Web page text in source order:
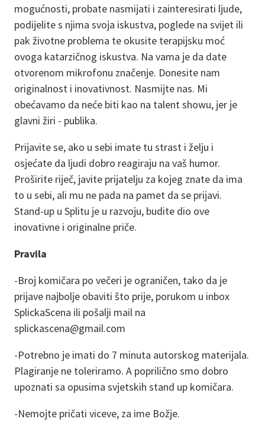
mogućnosti, probate nasmijati i zainteresirati ljude,
podijelite s njima svoja iskustva, poglede na svijet ili
pak životne problema te okusite terapijsku moć
ovoga katarzičnog iskustva. Na vama je da date
otvorenom mikrofonu značenje. Donesite nam
originalnost i inovativnost. Nasmijte nas. Mi
obećavamo da neće biti kao na talent showu, jer je
glavni žiri - publika.
Prijavite se, ako u sebi imate tu strast i želju i
osjećate da ljudi dobro reagiraju na vaš humor.
Proširite riječ, javite prijatelju za kojeg znate da ima
to u sebi, ali mu ne pada na pamet da se prijavi.
Stand-up u Splitu je u razvoju, budite dio ove
inovativne i originalne priče.
Pravila
-Broj komičara po večeri je ograničen, tako da je
prijave najbolje obaviti što prije, porukom u inbox
SplickaScena ili pošalji mail na
splickascena@gmail.com
-Potrebno je imati do 7 minuta autorskog materijala.
Plagiranje ne toleriramo. A poprilično smo dobro
upoznati sa opusima svjetskih stand up komičara.
-Nemojte pričati viceve, za ime Božje.